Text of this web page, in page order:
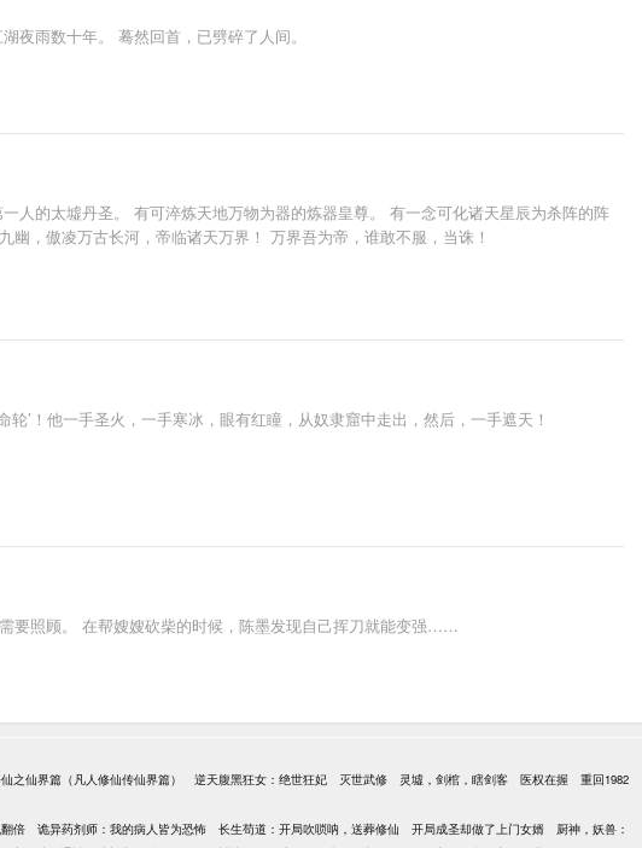
夜雨数十年。 蓦然回首，已劈碎了人间。
人的太墟丹圣。 有可淬炼天地万物为器的炼器皇尊。 有一念可化诸天星辰为杀阵的阵
，傲凌万古长河，帝临诸天万界！ 万界吾为帝，谁敢不服，当诛！
’！他一手圣火，一手寒冰，眼有红瞳，从奴隶窟中走出，然后，一手遮天！
要照顾。 在帮嫂嫂砍柴的时候，陈墨发现自己挥刀就能变强……
之仙界篇（凡人修仙传仙界篇） 逆天腹黑狂女：绝世狂妃 灭世武修 灵墟，剑棺，瞎剑客 医权在握
重回1982
倍 诡异药剂师：我的病人皆为恐怖 长生苟道：开局吹唢呐，送葬修仙 开局成圣却做了上门女婿
厨神，妖兽：